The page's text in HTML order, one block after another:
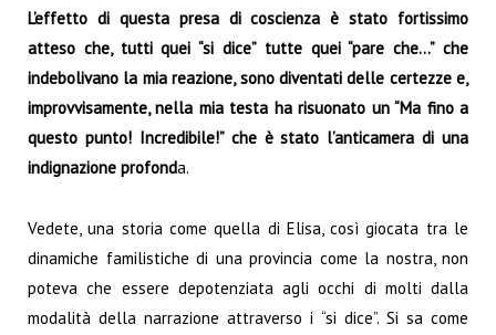
L’effetto di questa presa di coscienza è stato fortissimo
atteso che, tutti quei “si dice” tutte quei “pare che…” che
indebolivano la mia reazione, sono diventati delle certezze e,
improvvisamente, nella mia testa ha risuonato un “Ma fino a
questo punto! Incredibile!” che è stato l’anticamera di una
indignazione profonda.
Vedete, una storia come quella di Elisa, così giocata tra le
dinamiche familistiche di una provincia come la nostra, non
poteva che essere depotenziata agli occhi di molti dalla
modalità della narrazione attraverso i “si dice”. Si sa come